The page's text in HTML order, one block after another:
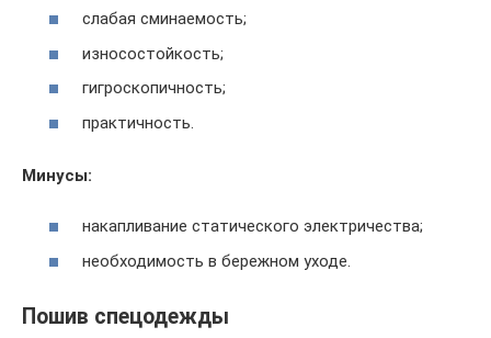
слабая сминаемость;
износостойкость;
гигроскопичность;
практичность.
Минусы:
накапливание статического электричества;
необходимость в бережном уходе.
Пошив спецодежды